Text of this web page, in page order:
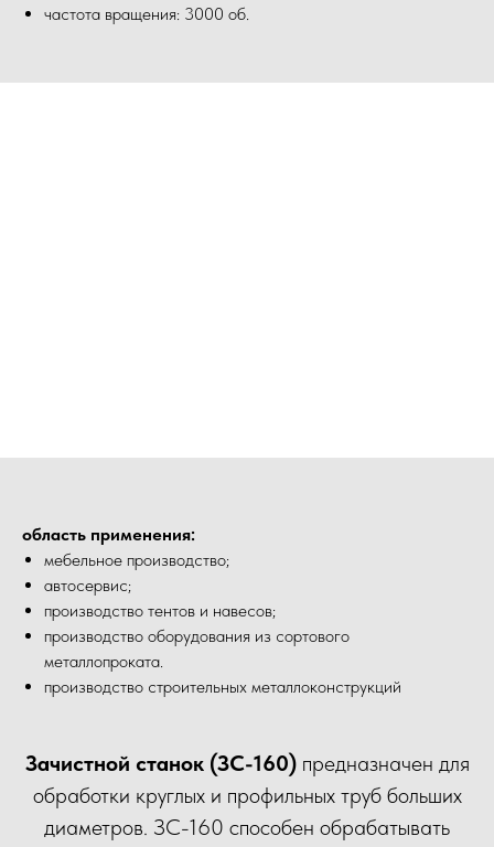
частота вращения: 3000 об.
область применения:
мебельное производство;
автосервис;
производство тентов и навесов;
производство оборудования из сортового
металлопроката.
производство строительных металлоконструкций
Зачистной станок (ЗС-160)предназначен для
обработки круглых и профильных труб больших
диаметров. ЗС-160 способен обрабатывать